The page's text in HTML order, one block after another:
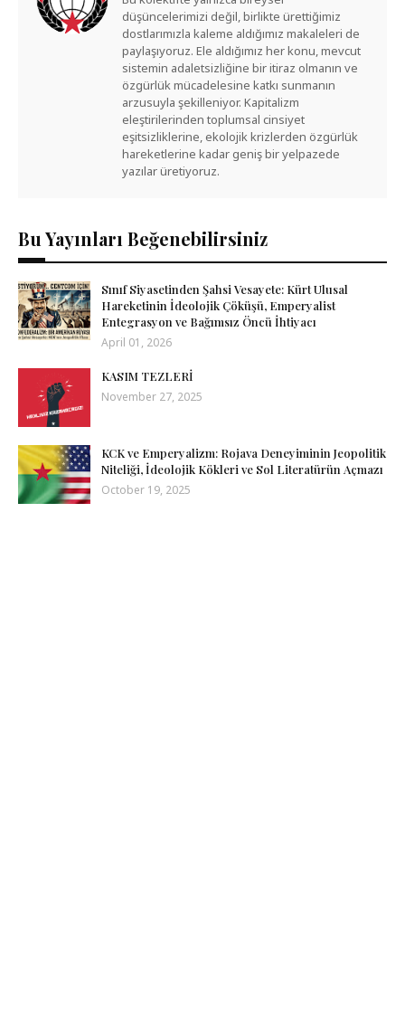
düşüncelerimizi değil, birlikte ürettiğimiz
dostlarımızla kaleme aldığımız makaleleri de
paylaşıyoruz. Ele aldığımız her konu, mevcut
sistemin adaletsizliğine bir itiraz olmanın ve
özgürlük mücadelesine katkı sunmanın
arzusuyla şekilleniyor. Kapitalizm
eleştirilerinden toplumsal cinsiyet
eşitsizliklerine, ekolojik krizlerden özgürlük
hareketlerine kadar geniş bir yelpazede
yazılar üretiyoruz.
Bu Yayınları Beğenebilirsiniz
Sınıf Siyasetinden Şahsi Vesayete: Kürt Ulusal
Hareketinin İdeolojik Çöküşü, Emperyalist
Entegrasyon ve Bağımsız Öncü İhtiyacı
April 01, 2026
KASIM TEZLERİ
November 27, 2025
KCK ve Emperyalizm: Rojava Deneyiminin Jeopolitik
Niteliği, İdeolojik Kökleri ve Sol Literatürün Açmazı
October 19, 2025